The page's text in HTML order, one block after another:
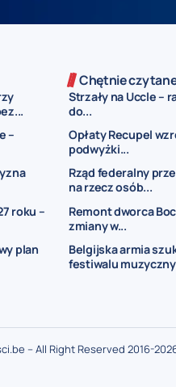
–
roku –
plan
Chętnie
Strzały na Uccle –
do...
Opłaty Recupel
podwyżki...
Rząd federalny
na rzecz osób...
Remont dworca
zmiany w...
Belgijska armia
festiwalu
– All Right Reserved 2016-